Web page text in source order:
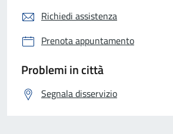
Richiedi assistenza
Prenota appuntamento
Problemi in città
Segnala disservizio